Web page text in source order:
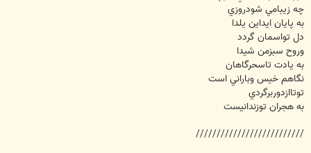
چه زيبامي شودروزي
به پايان ايداين يلدا
دل تواسمان گردد
وروح سبزمن شيدا
به يادت تاسحرگاهان
نگاهم خيس وباراني است
توتاازدوربرگردي
به هجران توزندانيست
//////////////////////////